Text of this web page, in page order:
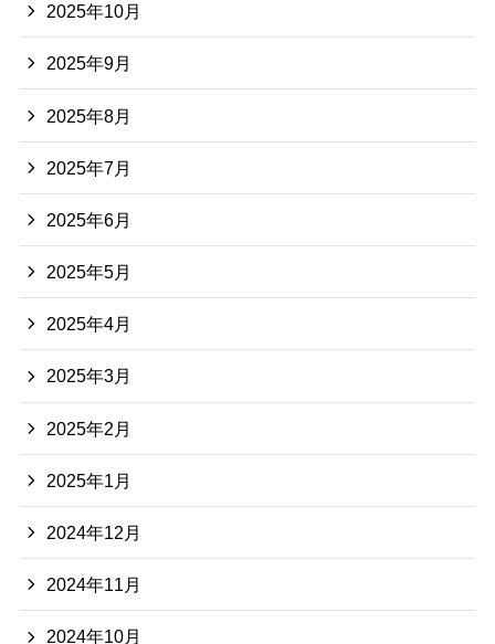
2025年10月
2025年9月
2025年8月
2025年7月
2025年6月
2025年5月
2025年4月
2025年3月
2025年2月
2025年1月
2024年12月
2024年11月
2024年10月